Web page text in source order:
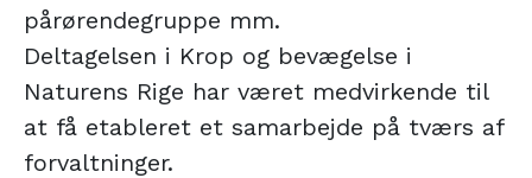
pårørendegruppe mm.
Deltagelsen i Krop og bevægelse i
Naturens Rige har været medvirkende til
at få etableret et samarbejde på tværs af
forvaltninger.